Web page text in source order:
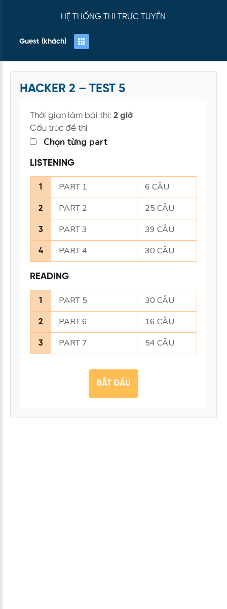
HỆ THỐNG THI TRỰC TUYẾN
Guest (khách)
HACKER 2 – TEST 5
Thời gian làm bài thi: 2 giờ
Cấu trúc đề thi
Chọn từng part
LISTENING
1 PART 1 6 CÂU
2 PART 2 25 CÂU
3 PART 3 39 CÂU
4 PART 4 30 CÂU
READING
1 PART 5 30 CÂU
2 PART 6 16 CÂU
3 PART 7 54 CÂU